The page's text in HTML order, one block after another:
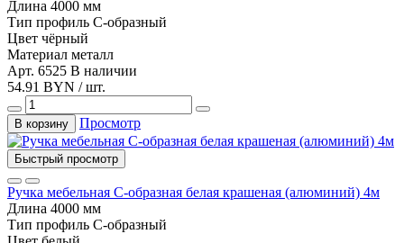
Длина 4000 мм
Тип профиль С-образный
Цвет чёрный
Материал металл
Арт. 6525 В наличии
54.91 BYN / шт.
В корзину Просмотр
Быстрый просмотр
Ручка мебельная C-образная белая крашеная (алюминий) 4м
Длина 4000 мм
Тип профиль С-образный